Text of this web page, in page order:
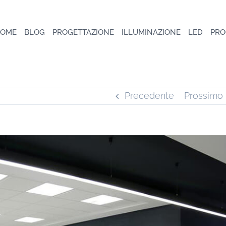
BLOG PROGETTAZIONE ILLUMINAZIONE LED
Precedente Prossimo